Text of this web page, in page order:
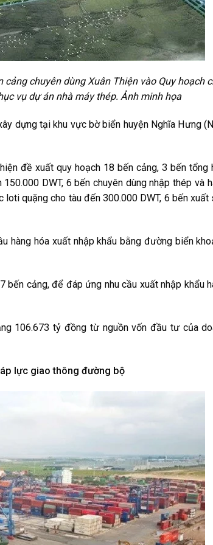
chuyên dùng Xuân Thiện vào Quy hoạch
vụ dự án nhà máy thép. Ảnh minh họa
dựng tại khu vực bờ biển huyện Nghĩa Hưng
đề xuất quy hoạch 18 bến cảng, 3 bến tổng
DWT, 6 bến chuyên dùng nhập thép và
loti quặng cho tàu đến 300.000 DWT, 6 bến xuất
hàng hóa xuất nhập khẩu bằng đường biển
cảng, để đáp ứng nhu cầu xuất nhập khẩu
106.673 tỷ đồng từ nguồn vốn đầu tư của
lực giao thông đường bộ